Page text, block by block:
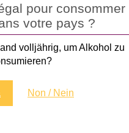
pour consommer
votre pays ?
volljährig, um Alkohol zu
Non / Nein
la commande à la cave
email